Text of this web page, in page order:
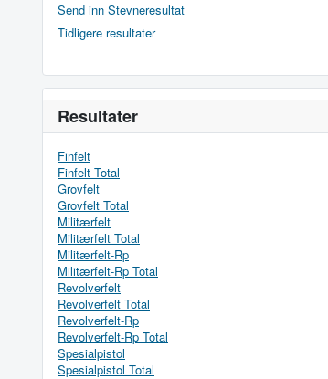
Send inn Stevneresultat
Tidligere resultater
Resultater
Finfelt
Finfelt Total
Grovfelt
Grovfelt Total
Militærfelt
Militærfelt Total
Militærfelt-Rp
Militærfelt-Rp Total
Revolverfelt
Revolverfelt Total
Revolverfelt-Rp
Revolverfelt-Rp Total
Spesialpistol
Spesialpistol Total